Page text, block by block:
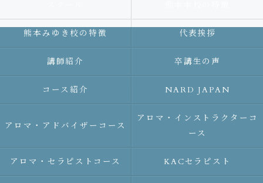
熊本みゆき校の特徴 代表挨拶
講師紹介 卒講生の声
コース紹介 NARD JAPAN
アロマ・アドバイザーコース
アロマ・インストラクターコ
ース
アロマ・セラピストコース KACセラピスト